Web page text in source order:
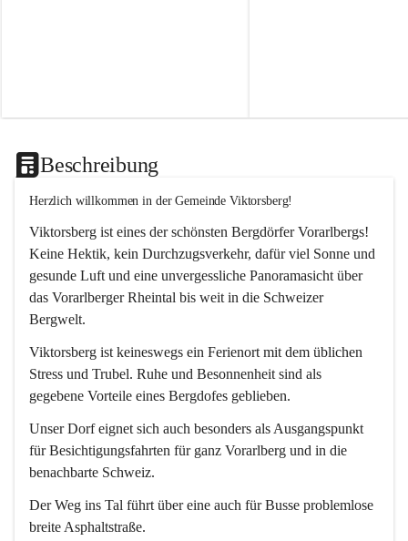
Beschreibung
Herzlich willkommen in der Gemeinde Viktorsberg!
Viktorsberg ist eines der schönsten Bergdörfer Vorarlbergs!
Keine Hektik, kein Durchzugsverkehr, dafür viel Sonne und
gesunde Luft und eine unvergessliche Panoramasicht über
das Vorarlberger Rheintal bis weit in die Schweizer
Bergwelt.
Viktorsberg ist keineswegs ein Ferienort mit dem üblichen
Stress und Trubel. Ruhe und Besonnenheit sind als
gegebene Vorteile eines Bergdofes geblieben.
Unser Dorf eignet sich auch besonders als Ausgangspunkt
für Besichtigungsfahrten für ganz Vorarlberg und in die
benachbarte Schweiz.
Der Weg ins Tal führt über eine auch für Busse problemlose
breite Asphaltstraße.